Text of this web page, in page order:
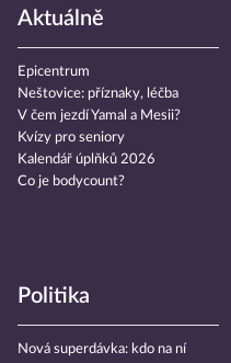
Aktuálně
Epicentrum
Neštovice: příznaky, léčba
V čem jezdí Yamal a Mesii?
Kvízy pro seniory
Kalendář úplňků 2026
Co je bodycount?
Politika
Nová superdávka: kdo na ní